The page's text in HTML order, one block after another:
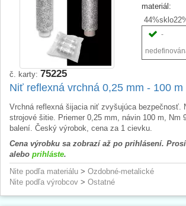
materiál:
-
č. karty: 75225
Niť reflexná vrchná 0,25 mm - 100 m
Vrchná reflexná šijacia niť zvyšujúca bezpečnosť.
strojové šitie. Priemer 0,25 mm, návin 100 m, Nm
balení. Český výrobok, cena za 1 cievku.
Cena výrobku sa zobrazí až po prihlásení.
alebo prihláste.
Nite podľa materiálu > Ozdobné-metalické
Nite podľa výrobcov > Ostatné